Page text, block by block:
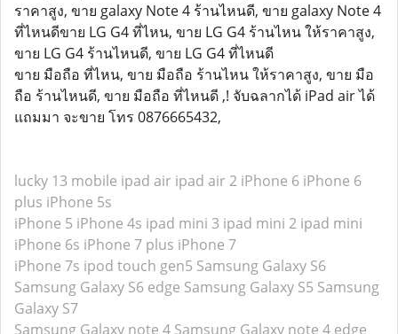
ราคาสูง, ขาย galaxy Note 4 ร้านไหนดี, ขาย galaxy Note 4
ที่ไหนดีขาย LG G4 ที่ไหน, ขาย LG G4 ร้านไหน ให้ราคาสูง,
ขาย LG G4 ร้านไหนดี, ขาย LG G4 ที่ไหนดี
ขาย มือถือ ที่ไหน, ขาย มือถือ ร้านไหน ให้ราคาสูง, ขาย มือ
ถือ ร้านไหนดี, ขาย มือถือ ที่ไหนดี ,! จับฉลากได้ iPad air ได้
แถมมา จะขาย โทร 0876665432,
lucky 13 mobile ipad air ipad air 2 iPhone 6 iPhone 6
plus iPhone 5s
iPhone 5 iPhone 4s ipad mini 3 ipad mini 2 ipad mini
iPhone 6s iPhone 7 plus iPhone 7
iPhone 7s ipod touch gen5 Samsung Galaxy S6
Samsung Galaxy S6 edge Samsung Galaxy S5 Samsung
Galaxy S7
Samsung Galaxy note 4 Samsung Galaxy note 4 edge